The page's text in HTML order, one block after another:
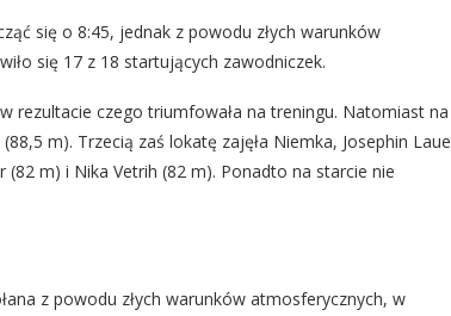
się o 8:45, jednak z powodu złych warunków
się 17 z 18 startujących zawodniczek.
rezultacie czego triumfowała na treningu. Natomiast na
m). Trzecią zaś lokatę zajęła Niemka, Josephin Laue
(82 m) i Nika Vetrih (82 m). Ponadto na starcie nie
z powodu złych warunków atmosferycznych, w